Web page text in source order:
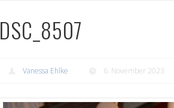
DSC_8507
Vanessa Ehlke 6. November 2023